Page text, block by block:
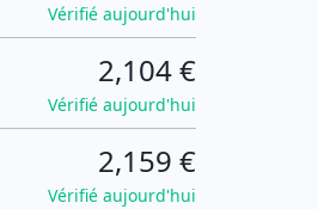
Vérifié aujourd'hui
2,104 €
Vérifié aujourd'hui
2,159 €
Vérifié aujourd'hui